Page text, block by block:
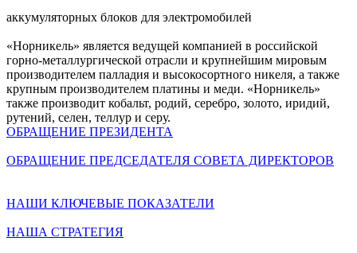
аккумуляторных блоков для электромобилей
«Норникель» является ведущей компанией в российской
горно-металлургической отрасли и крупнейшим мировым
производителем палладия и высокосортного никеля, а также
крупным производителем платины и меди. «Норникель»
также производит кобальт, родий, серебро, золото, иридий,
рутений, селен, теллур и серу.
ОБРАЩЕНИЕ ПРЕЗИДЕНТА
ОБРАЩЕНИЕ ПРЕДСЕДАТЕЛЯ СОВЕТА ДИРЕКТОРОВ
НАШИ КЛЮЧЕВЫЕ ПОКАЗАТЕЛИ
НАША СТРАТЕГИЯ